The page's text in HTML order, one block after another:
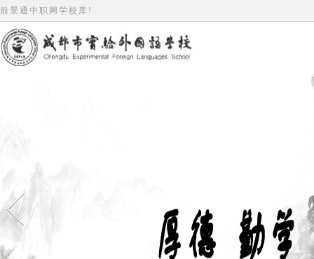
前景通中职网学校库!